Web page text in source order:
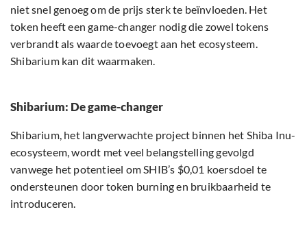
niet snel genoeg om de prijs sterk te beïnvloeden. Het
token heeft een game-changer nodig die zowel tokens
verbrandt als waarde toevoegt aan het ecosysteem.
Shibarium kan dit waarmaken.
Shibarium: De game-changer
Shibarium, het langverwachte project binnen het Shiba Inu-
ecosysteem, wordt met veel belangstelling gevolgd
vanwege het potentieel om SHIB’s $0,01 koersdoel te
ondersteunen door token burning en bruikbaarheid te
introduceren.